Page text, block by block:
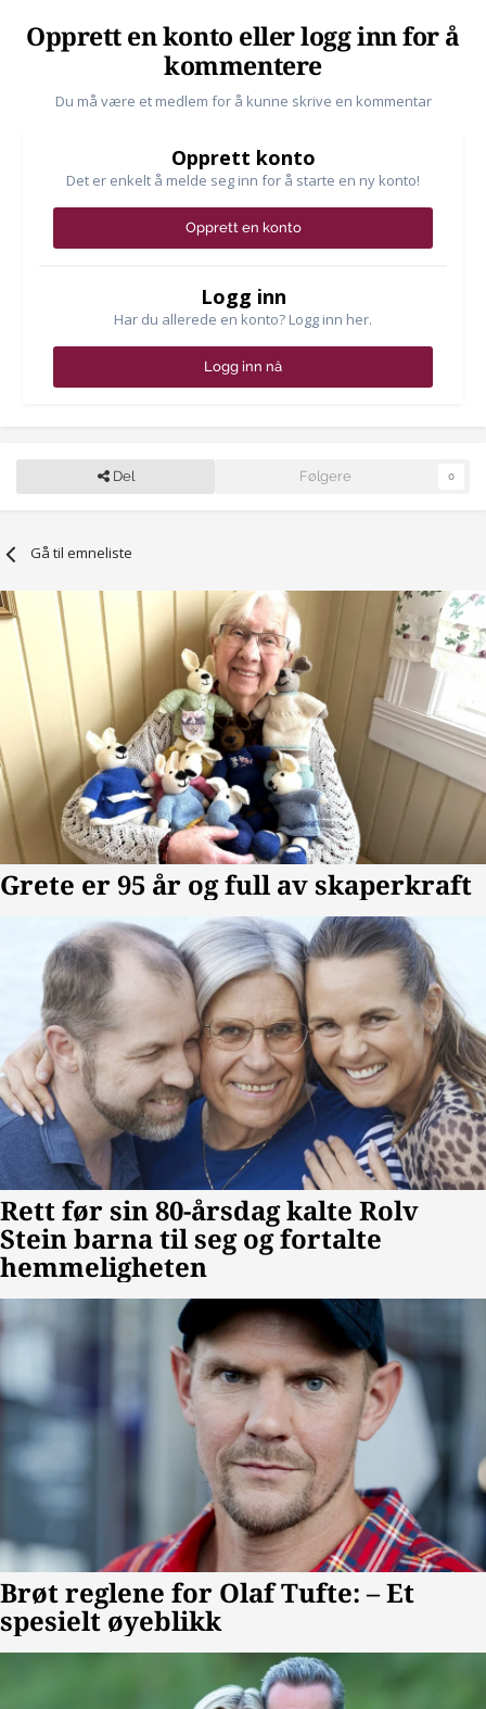
Opprett en konto eller logg inn for å
kommentere
Du må være et medlem for å kunne skrive en kommentar
Opprett konto
Det er enkelt å melde seg inn for å starte en ny konto!
Opprett en konto
Logg inn
Har du allerede en konto? Logg inn her.
Logg inn nå
Del Følgere 0
Gå til emneliste